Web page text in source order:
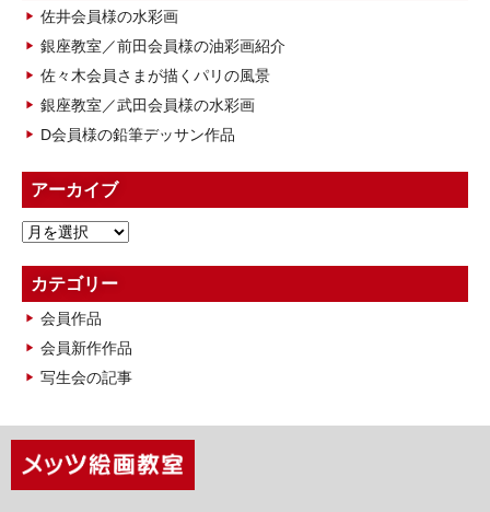
佐井会員様の水彩画
銀座教室／前田会員様の油彩画紹介
佐々木会員さまが描くパリの風景
銀座教室／武田会員様の水彩画
D会員様の鉛筆デッサン作品
アーカイブ
ア
カ
イ
ブ
カテゴリー
会員作品
会員新作作品
写生会の記事